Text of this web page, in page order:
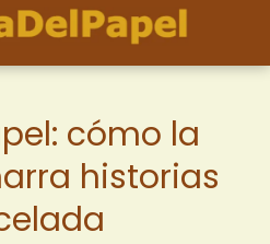
cómo la
historias